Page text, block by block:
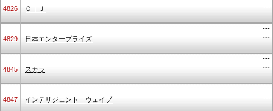
4826 ＣＩＪ
---
4829 日本エンタープライズ
---
---
4845 スカラ
---
---
4847 インテリジェント ウェイブ
---
---